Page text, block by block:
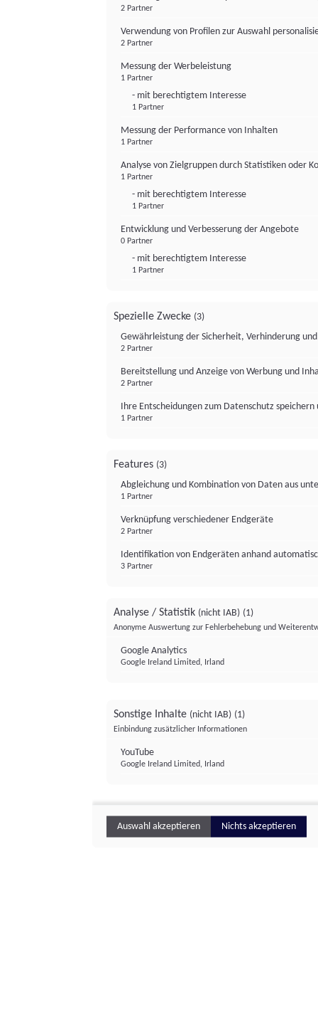
2 Partner
Verwendung von Profilen zur Auswahl
2 Partner
Messung der Werbeleistung
1 Partner
- mit berechtigtem Interesse
1 Partner
Messung der Performance von Inhalten
1 Partner
Analyse von Zielgruppen durch Statistiken oder
1 Partner
- mit berechtigtem Interesse
1 Partner
Entwicklung und Verbesserung der Angebote
0 Partner
- mit berechtigtem Interesse
1 Partner
Spezielle Zwecke (3)
Gewährleistung der Sicherheit, Verhinderung
2 Partner
Bereitstellung und Anzeige von Werbung und
2 Partner
Ihre Entscheidungen zum Datenschutz
1 Partner
Features (3)
Abgleichung und Kombination von Daten aus
1 Partner
Verknüpfung verschiedener Endgeräte
2 Partner
Identifikation von Endgeräten anhand
3 Partner
Analyse / Statistik (nicht IAB) (1)
Anonyme Auswertung zur Fehlerbehebung und
Google Analytics
Google Ireland Limited, Irland
Sonstige Inhalte (nicht IAB) (1)
Einbindung zusätzlicher Informationen
YouTube
Google Ireland Limited, Irland
Auswahl akzeptieren Nichts akzeptieren